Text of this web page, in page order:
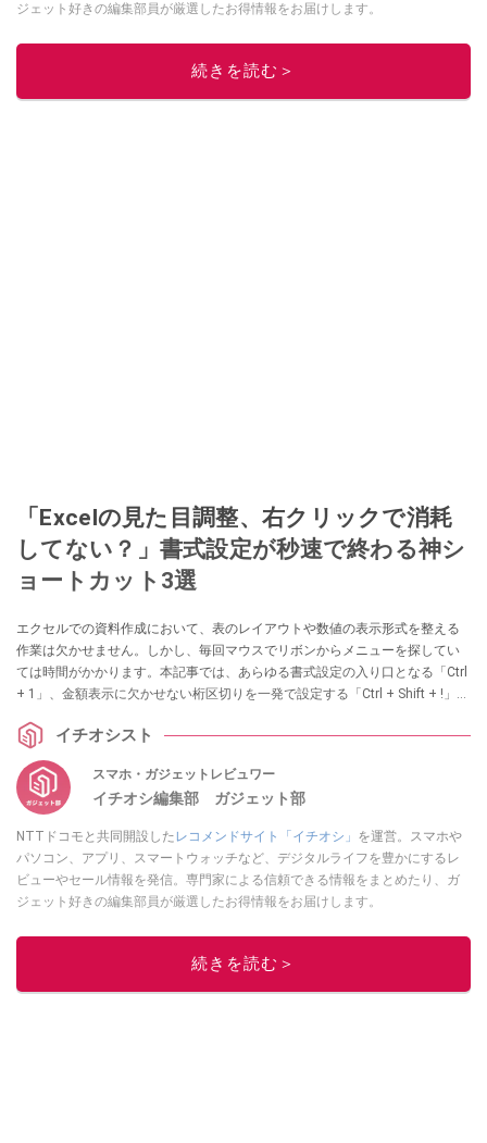
ジェット好きの編集部員が厳選したお得情報をお届けします。
このイチオシストの他の記事を読む
続きを読む＞
「Excelの見た目調整、右クリックで消耗
してない？」書式設定が秒速で終わる神シ
ョートカット3選
エクセルでの資料作成において、表のレイアウトや数値の表示形式を整える
作業は欠かせません。しかし、毎回マウスでリボンからメニューを探してい
ては時間がかかります。本記事では、あらゆる書式設定の入り口となる「Ctrl
+ 1」、金額表示に欠かせない桁区切りを一発で設定する「Ctrl + Shift + !」、
ットを解説します（Windows 用の場合）。
イチオシスト
スマホ・ガジェットレビュワー
イチオシ編集部 ガジェット部
NTTドコモと共同開設した レコメンドサイト「イチオシ」 を運営。スマホや
パソコン、アプリ、スマートウォッチなど、デジタルライフを豊かにするレ
ビューやセール情報を発信。専門家による信頼できる情報をまとめたり、ガ
ジェット好きの編集部員が厳選したお得情報をお届けします。
このイチオシストの他の記事を読む
続きを読む＞